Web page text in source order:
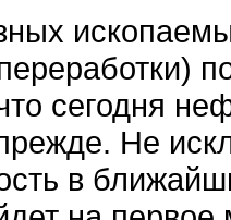
сегодня
Не
в